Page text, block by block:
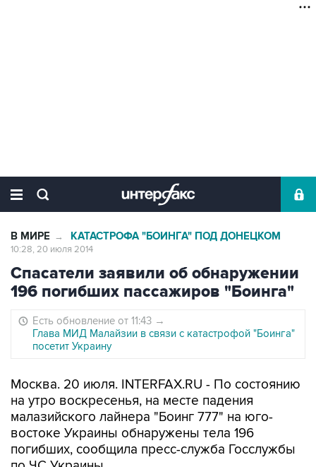
В МИРЕ → КАТАСТРОФА "БОИНГА" ПОД ДОНЕЦКОМ
10:28, 20 июля 2014
Спасатели заявили об обнаружении
196 погибших пассажиров "Боинга"
Есть обновление от 11:43 →
Глава МИД Малайзии в связи с катастрофой "Боинга"
посетит Украину
Москва. 20 июля. INTERFAX.RU - По состоянию
на утро воскресенья, на месте падения
малазийского лайнера "Боинг 777" на юго-
востоке Украины обнаружены тела 196
погибших, сообщила пресс-служба Госслужбы